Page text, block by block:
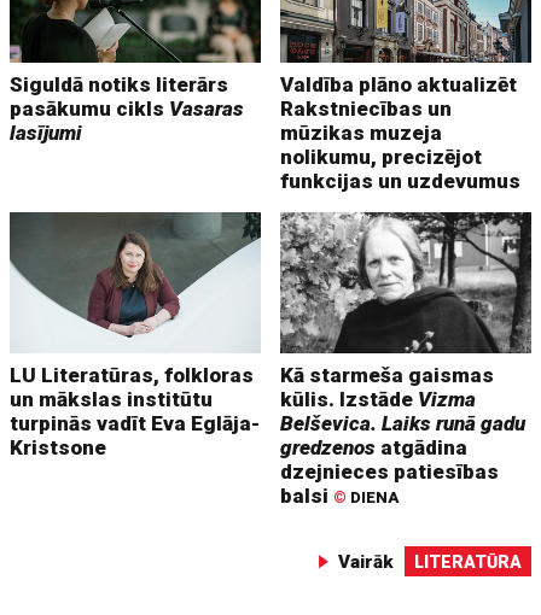
Siguldā notiks literārs
pasākumu cikls Vasaras
lasījumi
Valdība plāno aktualizēt
Rakstniecības un
mūzikas muzeja
nolikumu, precizējot
funkcijas un uzdevumus
LU Literatūras, folkloras
un mākslas institūtu
turpinās vadīt Eva Eglāja-
Kristsone
Kā starmeša gaismas
kūlis. Izstāde Vizma
Belševica. Laiks runā gadu
gredzenos atgādina
dzejnieces patiesības
balsi © DIENA
Vairāk LITERATŪRA